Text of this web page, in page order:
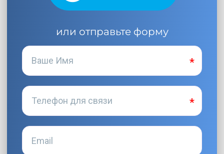
или отправьте форму